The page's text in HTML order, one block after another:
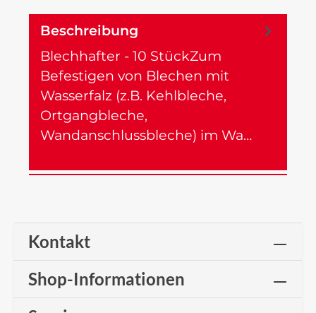
Beschreibung
Blechhafter - 10 StückZum
Befestigen von Blechen mit
Wasserfalz (z.B. Kehlbleche,
Ortgangbleche,
Wandanschlussbleche) im Wa…
Kontakt
Shop-Informationen